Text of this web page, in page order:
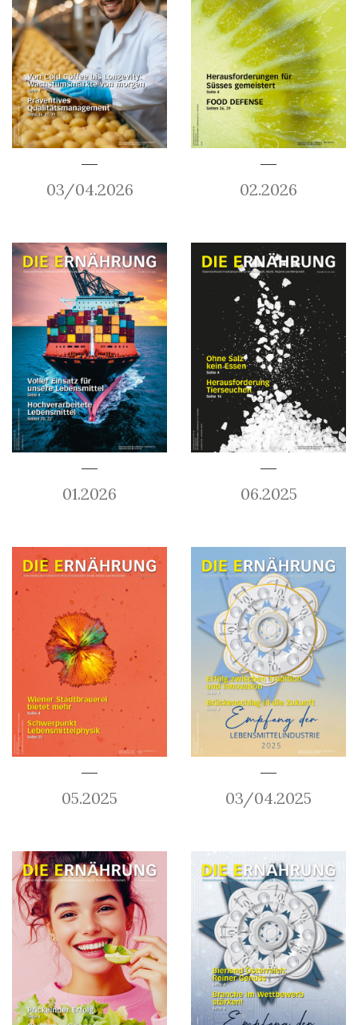
03/04.2026 02.2026
01.2026 06.2025
05.2025 03/04.2025